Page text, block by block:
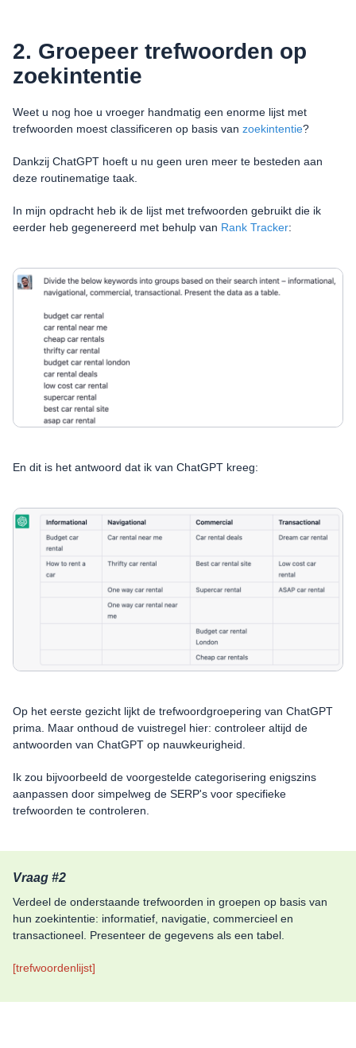
2. Groepeer trefwoorden op
zoekintentie
Weet u nog hoe u vroeger handmatig een enorme lijst met
trefwoorden moest classificeren op basis van zoekintentie?
Dankzij ChatGPT hoeft u nu geen uren meer te besteden aan
deze routinematige taak.
In mijn opdracht heb ik de lijst met trefwoorden gebruikt die ik
eerder heb gegenereerd met behulp van Rank Tracker:
En dit is het antwoord dat ik van ChatGPT kreeg:
Op het eerste gezicht lijkt de trefwoordgroepering van ChatGPT
prima. Maar onthoud de vuistregel hier: controleer altijd de
antwoorden van ChatGPT op nauwkeurigheid.
Ik zou bijvoorbeeld de voorgestelde categorisering enigszins
aanpassen door simpelweg de SERP's voor specifieke
trefwoorden te controleren.
Vraag #2
Verdeel de onderstaande trefwoorden in groepen op basis van
hun zoekintentie: informatief, navigatie, commercieel en
transactioneel. Presenteer de gegevens als een tabel.
[trefwoordenlijst]